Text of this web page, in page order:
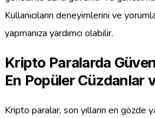
Kullanıcıların deneyimlerini ve
yapmanıza yardımcı olabilir.
Kripto Paralarda
En Popüler Cüzdanlar
Kripto paralar, son yılların en gözde